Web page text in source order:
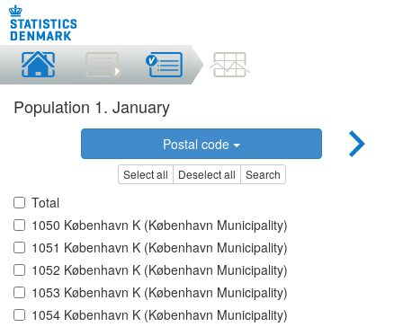
Population 1. January
Postal code
Select all Deselect all Search
Total
1050 København K (København Municipality)
1051 København K (København Municipality)
1052 København K (København Municipality)
1053 København K (København Municipality)
1054 København K (København Municipality)